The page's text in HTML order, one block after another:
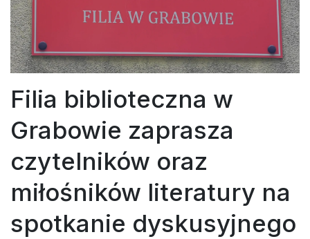
Filia biblioteczna w
Grabowie zaprasza
czytelników oraz
miłośników literatury na
spotkanie dyskusyjnego